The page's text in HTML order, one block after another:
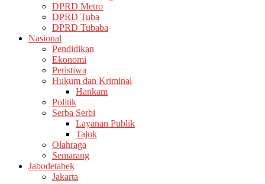
DPRD Metro
DPRD Tuba
DPRD Tubaba
Nasional
Pendidikan
Ekonomi
Peristiwa
Hukum dan Kriminal
Hankam
Politik
Serba Serbi
Layanan Publik
Tajuk
Olahraga
Semarang
Jabodetabek
Jakarta